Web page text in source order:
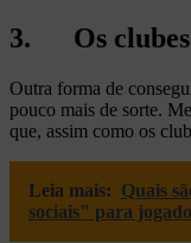
3. Os clubes
Outra forma de
pouco mais de sorte.
que, assim como os
Leia mais: Quais
sociais" para